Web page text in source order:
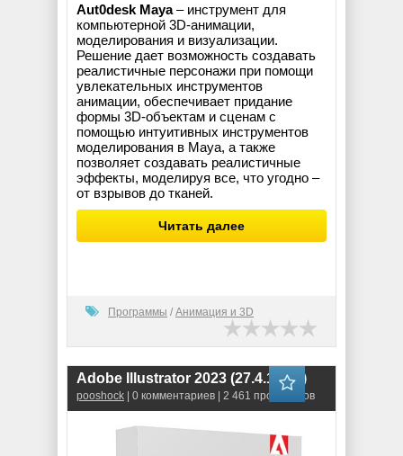
Aut0desk Maya– инструмент для
компьютерной 3D-анимации,
моделирования и визуализации.
Решение дает возможность создавать
реалистичные персонажи при помощи
увлекательных инструментов
анимации, обеспечивает придание
формы 3D-объектам и сценам с
помощью интуитивных инструментов
моделирования в Maya, а также
позволяет создавать реалистичные
эффекты, моделируя все, что угодно –
от взрывов до тканей.
Читать далее
Программы / Анимация и 3D
Adobe Illustrator 2023 (27.4.1.672)
pooshock | 0 комментариев | 2 461 просмотров